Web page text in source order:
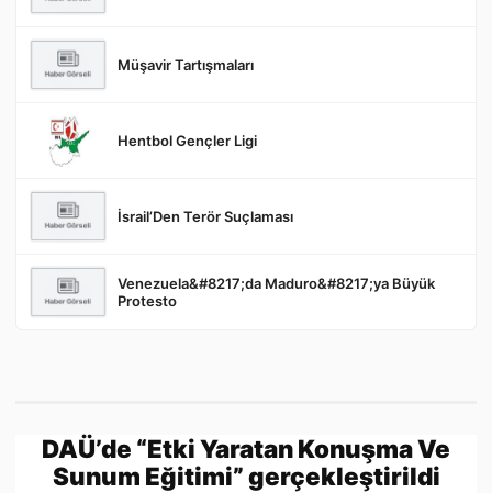
Gönder Müşavir Tartışmaları
Hentbol Gençler Ligi
İsrail’Den Terör Suçlaması
Venezuela&#8217;da Maduro&#8217;ya Büyük
Protesto
DAÜ’de “Etki Yaratan Konuşma Ve
Sunum Eğitimi” gerçekleştirildi